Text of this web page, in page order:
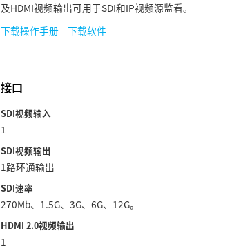
及HDMI视频输出可用于SDI和IP视频源监看。
下载操作手册
下载软件
接口
SDI视频输入
1
SDI视频输出
1路环通输出
SDI速率
270Mb、1.5G、3G、6G、12G。
HDMI 2.0视频输出
1